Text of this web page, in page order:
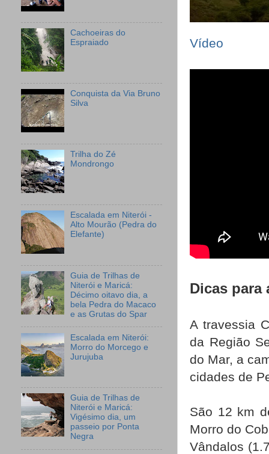
Vídeo
Dicas para
A travessia
da Região
do Mar, a
cidades de
São 12 km
Morro do
Vândalos
Cachoeiras do
Espraiado
Conquista da Via Bruno
Silva
Trilha do Zé
Mondrongo
Escalada em Niterói -
Alto Mourão (Pedra do
Elefante)
Guia de Trilhas de
Niterói e Maricá:
Décimo oitavo dia, a
bela Pedra do Macaco
e as Grutas do Spar
Escalada em Niterói:
Morro do Morcego e
Jurujuba
Guia de Trilhas de
Niterói e Maricá:
Vigésimo dia, um
passeio por Ponta
Negra